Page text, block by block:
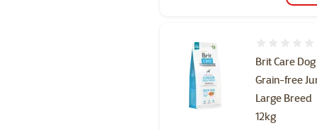
Brit Care Dog
Grain-free
Large Breed
12kg